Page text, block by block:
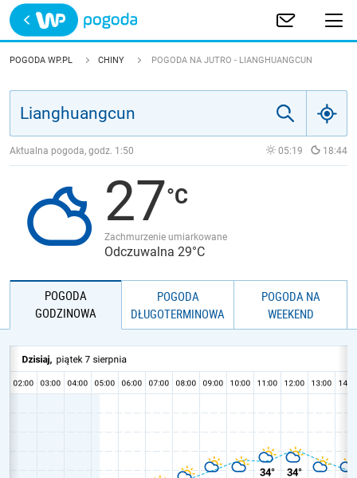
Trwa ładowanie
POLSKA
JAKOŚĆ POWIETRZA
POGODA WP.PL CHINY POGODA NA JUTRO - LIANGHUANGCUN
Aktualna pogoda, godz. 1:50 05:19 18:44
27
Zachmurzenie umiarkowane
Odczuwalna 29°C
POGODA
GODZINOWA
POGODA
DŁUGOTERMINOWA
POGODA NA
WEEKEND